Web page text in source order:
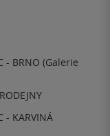
- BRNO (Galerie
- KARVINÁ